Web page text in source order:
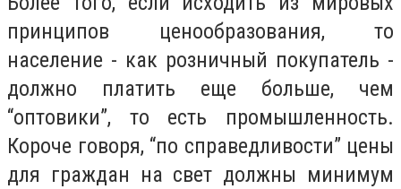
принципов ценообразования, то
население - как розничный покупатель -
должно платить еще больше, чем
“оптовики”, то есть промышленность.
Короче говоря, “по справедливости” цены
для граждан на свет должны минимум